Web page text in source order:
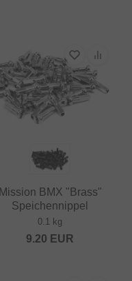
Mission BMX "Brass"
Speichennippel
0.1 kg
9.20 EUR